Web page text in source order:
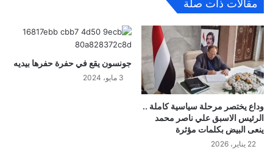
مقالات ذات صلة
وداع يختصر مرحلة سياسية كاملة ..
الرئيس الاسبق علي ناصر محمد
ينعى البيض بكلمات مؤثرة
22 يناير، 2026
جونسون يقع في حفرة حفرها بيديه
3 مايو، 2024